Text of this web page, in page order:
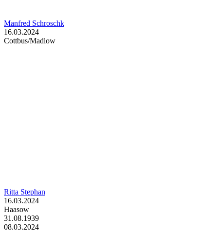
Manfred Schroschk
16.03.2024
Cottbus/Madlow
Ritta Stephan
16.03.2024
Haasow
31.08.1939
08.03.2024